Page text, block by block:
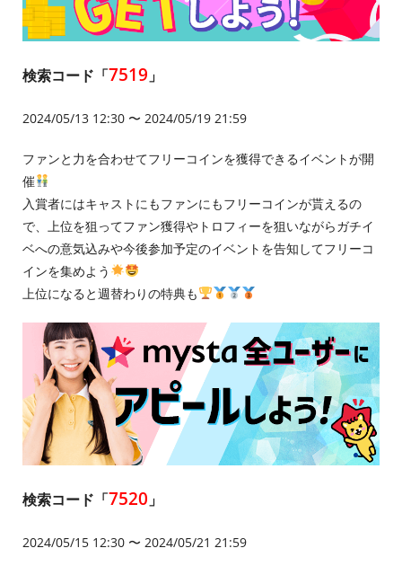
検索コード「7519 」
2024/05/13 12:30 〜 2024/05/19 21:59
ファンと力を合わせてフリーコインを獲得できるイベントが開
催
入賞者にはキャストにもファンにもフリーコインが貰えるの
で、上位を狙ってファン獲得やトロフィーを狙いながらガチイ
ベへの意気込みや今後参加予定のイベントを告知してフリーコ
インを集めよう
上位になると週替わりの特典も
検索コード「7520 」
2024/05/15 12:30 〜 2024/05/21 21:59